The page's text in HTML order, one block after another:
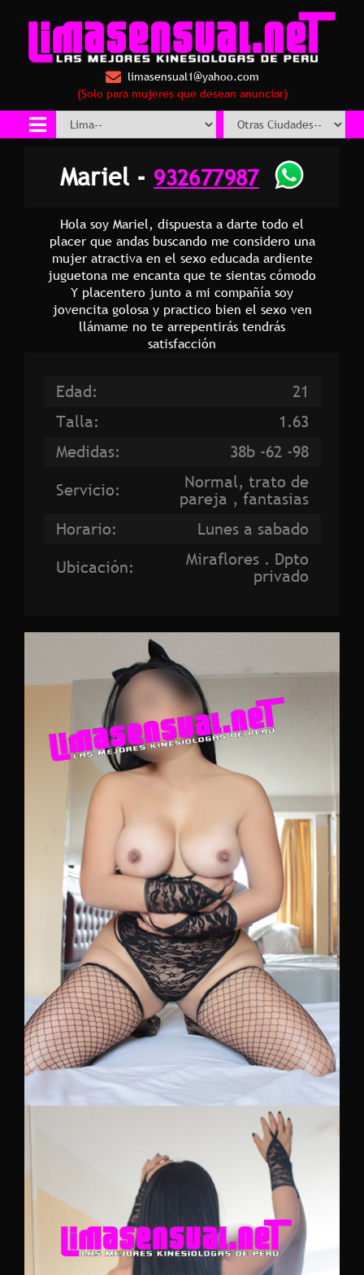
limasensual1@yahoo.com
(Solo para mujeres que desean anunciar)
Mariel - 932677987
Hola soy Mariel, dispuesta a darte todo el
placer que andas buscando me considero una
mujer atractiva en el sexo educada ardiente
juguetona me encanta que te sientas cómodo
Y placentero junto a mi compañía soy
jovencita golosa y practico bien el sexo ven
llámame no te arrepentirás tendrás
satisfacción
Edad:
21
Talla:
1.63
Medidas:
38b -62 -98
Servicio:
Normal, trato de
pareja , fantasias
Horario:
Lunes a sabado
Ubicación:
Miraflores . Dpto
privado